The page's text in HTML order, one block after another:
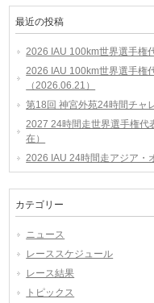
最近の投稿
2026 IAU 100km世界選手権
2026 IAU 100km世界選手権
（2026.06.21）
第18回 神宮外苑24時間チャ
2027 24時間走世界選手権代
在）
2026 IAU 24時間走アジア・
カテゴリー
ニュース
レーススケジュール
レース結果
トピックス